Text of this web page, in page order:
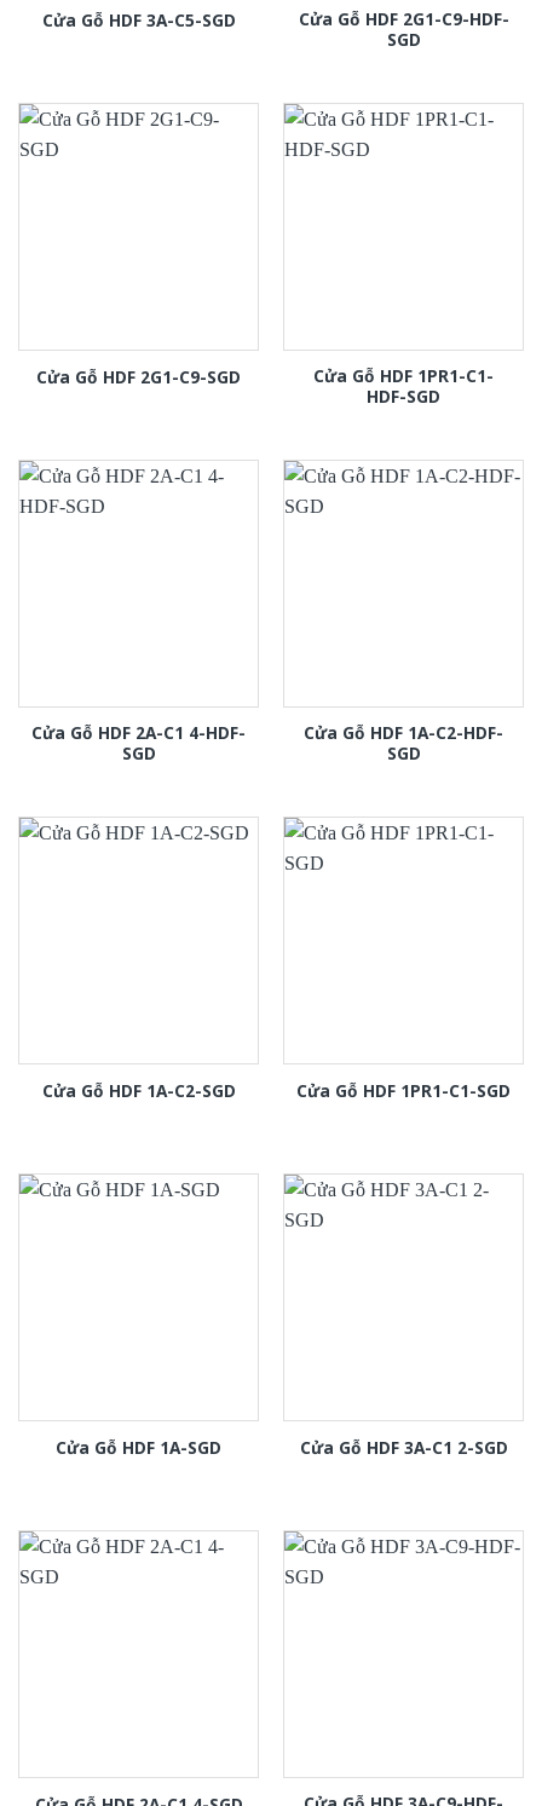
Cửa Gỗ HDF 3A-C5-SGD
Cửa Gỗ HDF 2G1-C9-HDF-
SGD
Cửa Gỗ HDF 2G1-C9-SGD
Cửa Gỗ HDF 1PR1-C1-
HDF-SGD
Cửa Gỗ HDF 2A-C1 4-HDF-
SGD
Cửa Gỗ HDF 1A-C2-HDF-
SGD
Cửa Gỗ HDF 1A-C2-SGD Cửa Gỗ HDF 1PR1-C1-SGD
Cửa Gỗ HDF 1A-SGD Cửa Gỗ HDF 3A-C1 2-SGD